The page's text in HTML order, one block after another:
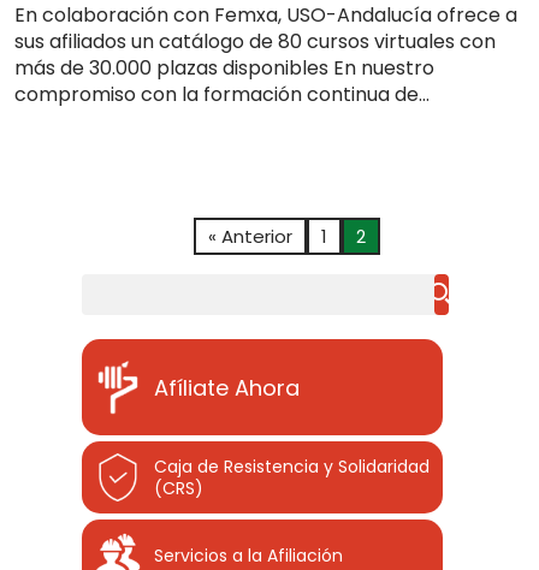
En colaboración con Femxa, USO-Andalucía ofrece a
sus afiliados un catálogo de 80 cursos virtuales con
más de 30.000 plazas disponibles En nuestro
compromiso con la formación continua de...
« Anterior 1 2
Afíliate Ahora
Caja de Resistencia y Solidaridad
(CRS)
Servicios a la Afiliación